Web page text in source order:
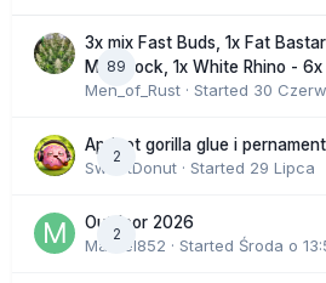
89
3x mix Fast Buds, 1x Fat
Moonrock, 1x White Rhino -
Men_of_Rust · Started 30
2
Apricot gorilla glue i
SweetDonut · Started 29 Lipca
2
Outdoor 2026
Marcel852 · Started Środa o